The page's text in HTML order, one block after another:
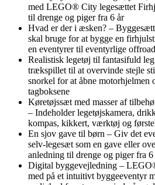
med LEGO® City legesættet
til drenge og piger fra 6 år
Hvad er der i æsken? –
skal bruge for at bygge en
en eventyrer til eventyrlige
Realistisk legetøj til fantasifuld
trækspillet til at overvinde stejle
snorkel for at åbne
tagboksene
Køretøjssæt med masser af
– Indeholder legetøjskamera,
kompas, kikkert, værktøj og
En sjov gave til børn – Giv det
selv-legesæt som en gave eller
anledning til drenge og piger fra 6
Digital byggevejledning –
med på et intuitivt byggeeventyr